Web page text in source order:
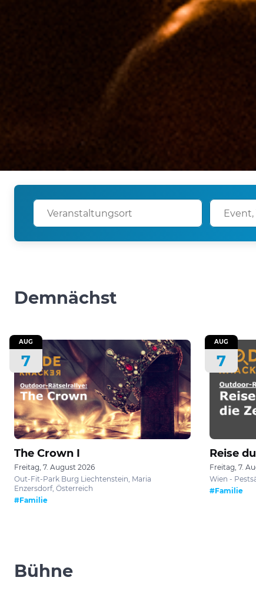
Demnächst
AUG
7
The Crown I
Freitag, 7. August 2026
Out-Fit-Park Burg Liechtenstein, Maria
Enzersdorf, Österreich
#Familie
AUG
7
Reise
Freitag, 7.
Wien -
#Familie
Bühne